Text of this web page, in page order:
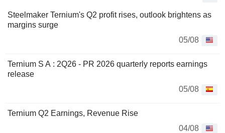
Steelmaker Ternium's Q2 profit rises, outlook brightens as
margins surge
05/08
Ternium S A : 2Q26 - PR 2026 quarterly reports earnings
release
05/08
Ternium Q2 Earnings, Revenue Rise
04/08